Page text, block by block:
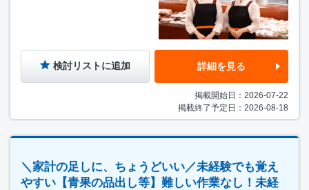
検討リストに追加 詳細を見る
掲載開始日：2026-07-22
掲載終了予定日：2026-08-18
＼家計の足しに、ちょうどいい／未経験でも覚え
やすい【青果の品出し等】難しい作業なし！未経